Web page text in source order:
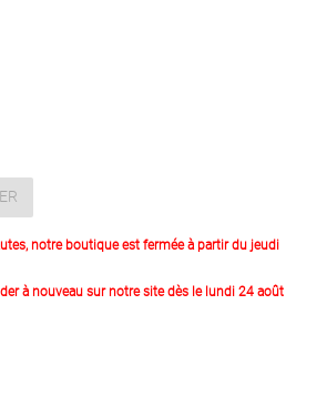
notre boutique est fermée à partir du jeudi
à nouveau sur notre site dès le lundi 24 août